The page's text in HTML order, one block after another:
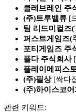
클레브레인 주
(주)트루밸류 [
팀 리드미컬즈
퍼스트게임즈(
포티게임즈 주
플다 주식회사[
플레이메피스
(주)필상[싹다
(주)하이스코
관련 키워드: